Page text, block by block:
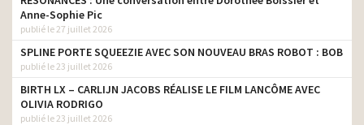
Anne-Sophie Pic
publié le 27 juillet 2026
SPLINE PORTE SQUEEZIE AVEC SON NOUVEAU BRAS ROBOT : BOB
publié le 23 juillet 2026
BIRTH LX – CARLIJN JACOBS RÉALISE LE FILM LANCÔME AVEC
OLIVIA RODRIGO
publié le 23 juillet 2026